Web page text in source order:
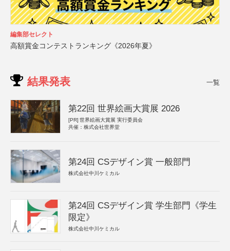
編集部セレクト
高額賞金コンテストランキング《2026年夏》
結果発表 一覧
第22回 世界絵画大賞展 2026
[PR] 世界絵画大賞展 実行委員会
共催：株式会社世界堂
第24回 CSデザイン賞 一般部門
株式会社中川ケミカル
第24回 CSデザイン賞 学生部門《学生
限定》
株式会社中川ケミカル